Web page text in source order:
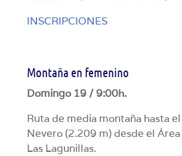
INSCRIPCIONES
Montaña en femenino
Domingo 19 / 9:00h.
Ruta de media montaña hasta
Nevero (2.209 m) desde el
Las Lagunillas.